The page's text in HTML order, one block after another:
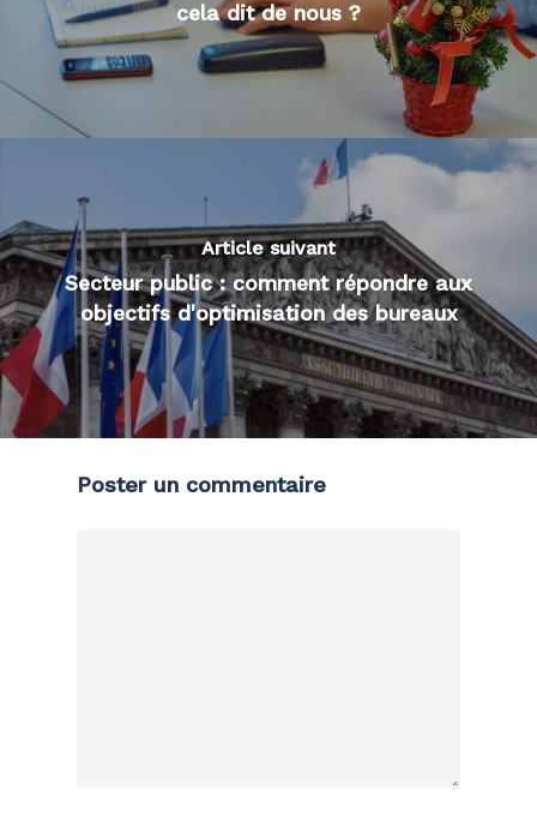
cela dit de nous ?
Article suivant
Secteur public : comment répondre aux
objectifs d'optimisation des bureaux
Poster un commentaire